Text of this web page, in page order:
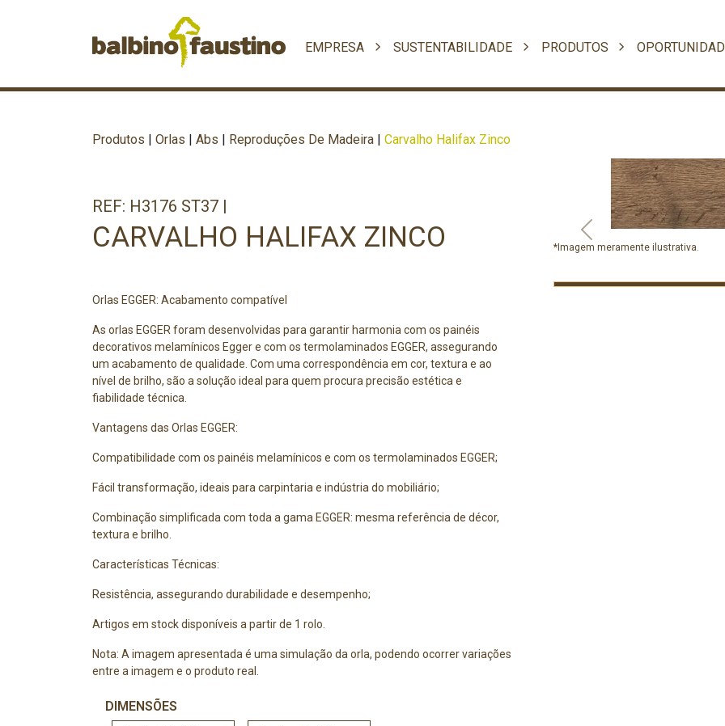
EMPRESA SUSTENTABILIDADE PRODUTOS
Produtos | Orlas | Abs | Reproduções De Madeira | Carvalho Halifax Zinco
REF: H3176 ST37 |
CARVALHO HALIFAX ZINCO
Orlas EGGER: Acabamento compatível
As orlas EGGER foram desenvolvidas para garantir harmonia com os painéis
decorativos melamínicos Egger e com os termolaminados EGGER, assegurando
um acabamento de qualidade. Com uma correspondência em cor, textura e ao
nível de brilho, são a solução ideal para quem procura precisão estética e
fiabilidade técnica.
Vantagens das Orlas EGGER:
Compatibilidade com os painéis melamínicos e com os termolaminados EGGER;
Fácil transformação, ideais para carpintaria e indústria do mobiliário;
Combinação simplificada com toda a gama EGGER: mesma referência de décor,
textura e brilho.
Características Técnicas:
Resistência, assegurando durabilidade e desempenho;
Artigos em stock disponíveis a partir de 1 rolo.
Nota: A imagem apresentada é uma simulação da orla, podendo ocorrer variações
entre a imagem e o produto real.
DIMENSÕES
Previous
*Imagem meramente ilustrativa.